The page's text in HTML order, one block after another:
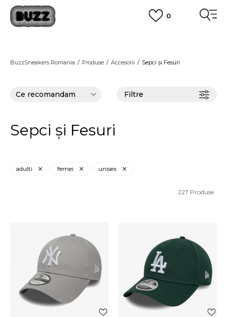
0
3 rate fără dobândă fără card de credit cu Klarna
BuzzSneakers Romania Produse Accesorii Sepci și Fesuri
Filtre
Sepci și Fesuri
adulti femei unisex
227 Produse